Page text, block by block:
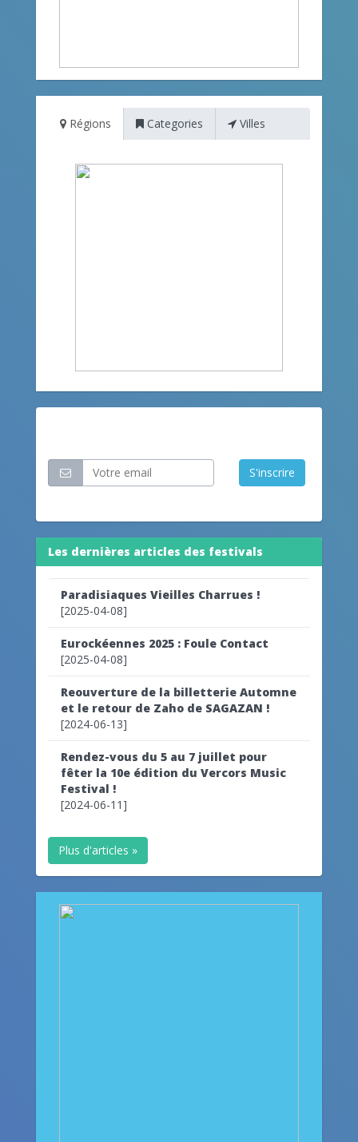
Régions Categories Villes
S'inscrire
Les dernières articles des festivals
Paradisiaques Vieilles Charrues !
[2025-04-08]
Eurockéennes 2025 : Foule Contact
[2025-04-08]
Reouverture de la billetterie Automne
et le retour de Zaho de SAGAZAN !
[2024-06-13]
Rendez-vous du 5 au 7 juillet pour
fêter la 10e édition du Vercors Music
Festival !
[2024-06-11]
Plus d'articles »